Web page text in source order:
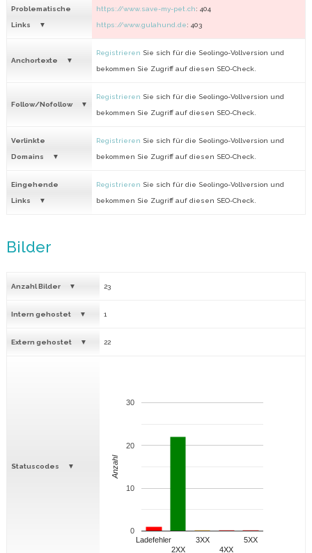
Problematische
Links
https://www.save-my-pet.ch: 404
https://www.gulahund.de: 403
Anchortexte
Registrieren Sie sich für die Seolingo-Vollversion und
bekommen Sie Zugriff auf diesen SEO-Check.
Follow/Nofollow
Registrieren Sie sich für die Seolingo-Vollversion und
bekommen Sie Zugriff auf diesen SEO-Check.
Verlinkte
Domains
Registrieren Sie sich für die Seolingo-Vollversion und
bekommen Sie Zugriff auf diesen SEO-Check.
Eingehende
Links
Registrieren Sie sich für die Seolingo-Vollversion und
bekommen Sie Zugriff auf diesen SEO-Check.
Bilder
Anzahl Bilder 23
Intern gehostet 1
Extern gehostet 22
Statuscodes
Ladefehler
2XX
3XX
4XX
5XX
0
10
20
30
Anzahl